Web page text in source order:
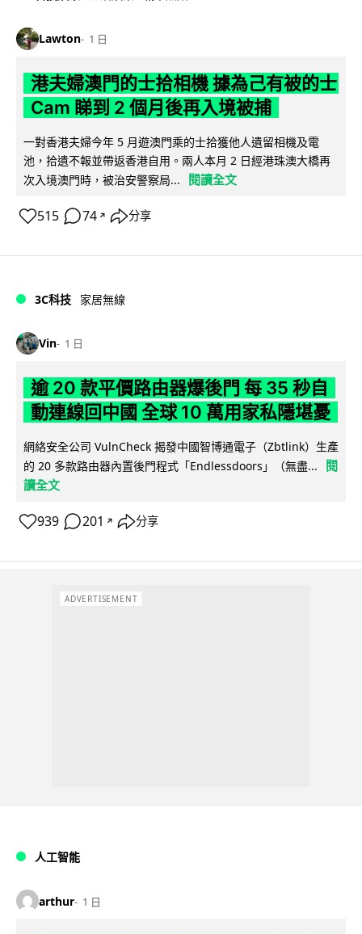
Lawton 1 日
港夫婦澳門的士拾相機 據為己有被的士
Cam 睇到 2 個月後再入境被捕
一對香港夫婦今年 5 月遊澳門乘的士拾獲他人遺留相機及電
池，拾遺不報並帶返香港自用。兩人本月 2 日經港珠澳大橋再
次入境澳門時，被治安警察局...
閱讀全文
515 74 ↗ 分享
3C科技 家居無線
Vin 1 日
逾 20 款平價路由器爆後門 每 35 秒自
動連線回中國 全球 10 萬用家私隱堪憂
網絡安全公司 VulnCheck 揭發中國智博通電子（Zbtlink）生產
的 20 多款路由器內置後門程式「Endlessdoors」（無盡...
閱
讀全文
939 201 ↗ 分享
ADVERTISEMENT
人工智能
arthur 1 日